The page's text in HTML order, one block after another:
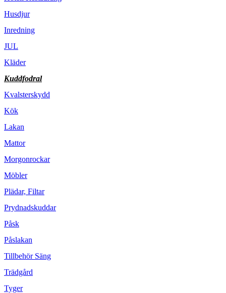
Husdjur
Inredning
JUL
Kläder
Kuddfodral
Kvalsterskydd
Kök
Lakan
Mattor
Morgonrockar
Möbler
Plädar, Filtar
Prydnadskuddar
Påsk
Påslakan
Tillbehör Säng
Trädgård
Tyger